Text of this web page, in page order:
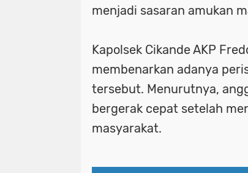
menjadi sasaran amukan
Kapolsek Cikande AKP
membenarkan adanya
tersebut. Menurutnya,
bergerak cepat setelah
masyarakat.